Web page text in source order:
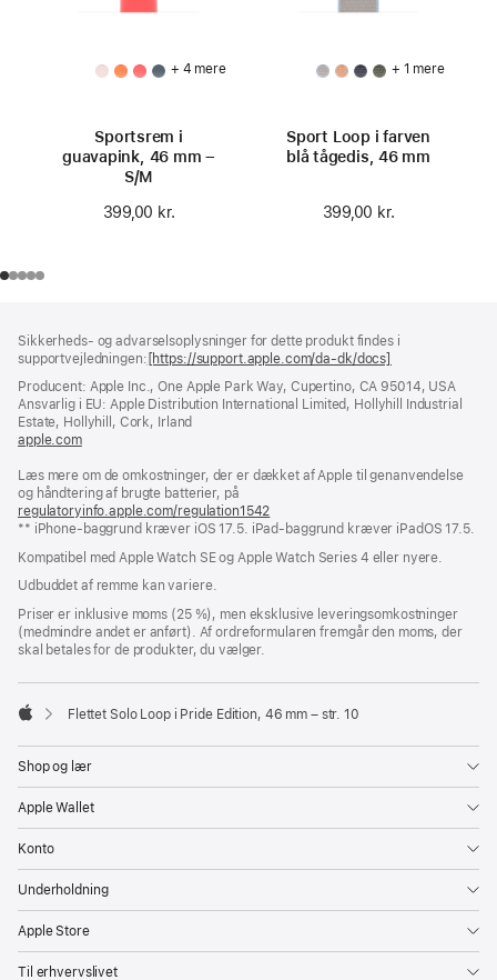
+ 4 mere
Sportsrem i
guavapink, 46 mm –
S/M
399,00 kr.
+ 1 mere
Sport Loop i farven
blå tågedis, 46 mm
399,00 kr.
Sikkerheds- og advarselsoplysninger for dette produkt findes i
supportvejledningen: [https://support.apple.com/da-dk/docs]
et
nyt
Producent: Apple Inc., One Apple Park Way, Cupertino, CA 95014, USA
Ansvarlig i EU: Apple Distribution International Limited, Hollyhill Industrial
Estate, Hollyhill, Cork, Irland
apple.com(åbner
et
nyt
vindue)
Læs mere om de omkostninger, der er dækket af Apple til genanvendelse
og håndtering af brugte batterier, på
regulatoryinfo.apple.com/regulation1542
i
nyt
** iPhone-baggrund kræver iOS 17.5. iPad-baggrund kræver iPadOS 17.5.
Kompatibel med Apple Watch SE og Apple Watch Series 4 eller nyere.
Udbuddet af remme kan variere.
Priser er inklusive moms (25 %), men eksklusive leveringsomkostninger
(medmindre andet er anført). Af ordreformularen fremgår den moms, der
skal betales for de produkter, du vælger.
Flettet Solo Loop i Pride Edition, 46 mm – str. 10
Shop og lær
Apple Wallet
Konto
Underholdning
Apple Store
Til erhvervslivet